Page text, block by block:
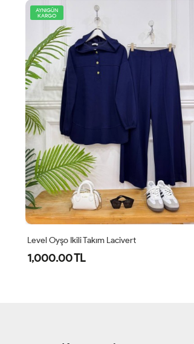
AYNIGÜN
KARGO
Level Oyşo Ikili Takım Lacivert
1,000.00 TL